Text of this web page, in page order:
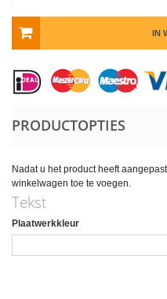
IN
PRODUCTOPTIES
Nadat u het product heeft
winkelwagen toe te voegen.
Tekst
Plaatwerkkleur